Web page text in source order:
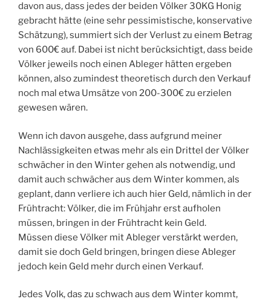
davon aus, dass jedes der beiden Völker 30KG Honig
gebracht hätte (eine sehr pessimistische, konservative
Schätzung), summiert sich der Verlust zu einem Betrag
von 600€ auf. Dabei ist nicht berücksichtigt, dass beide
Völker jeweils noch einen Ableger hätten ergeben
können, also zumindest theoretisch durch den Verkauf
noch mal etwa Umsätze von 200-300€ zu erzielen
gewesen wären.
Wenn ich davon ausgehe, dass aufgrund meiner
Nachlässigkeiten etwas mehr als ein Drittel der Völker
schwächer in den Winter gehen als notwendig, und
damit auch schwächer aus dem Winter kommen, als
geplant, dann verliere ich auch hier Geld, nämlich in der
Frühtracht: Völker, die im Frühjahr erst aufholen
müssen, bringen in der Frühtracht kein Geld.
Müssen diese Völker mit Ableger verstärkt werden,
damit sie doch Geld bringen, bringen diese Ableger
jedoch kein Geld mehr durch einen Verkauf.
Jedes Volk, das zu schwach aus dem Winter kommt,